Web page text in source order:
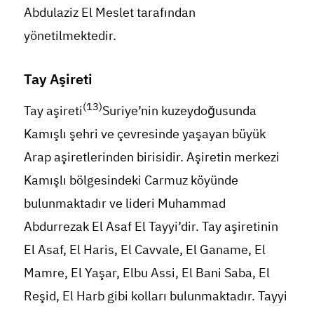
Abdulaziz El Meslet tarafından
yönetilmektedir.
Tay Aşireti
Tay aşireti(13)Suriye’nin kuzeydoğusunda
Kamışlı şehri ve çevresinde yaşayan büyük
Arap aşiretlerinden birisidir. Aşiretin merkezi
Kamışlı bölgesindeki Carmuz köyünde
bulunmaktadır ve lideri Muhammad
Abdurrezak El Asaf El Tayyi’dir. Tay aşiretinin
El Asaf, El Haris, El Cavvale, El Ganame, El
Mamre, El Yaşar, Elbu Assi, El Bani Saba, El
Reşid, El Harb gibi kolları bulunmaktadır. Tayyi